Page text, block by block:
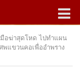
อฆ่าสุดโหด ไปทำแผน
พแขวนคอเพื่ออำพราง